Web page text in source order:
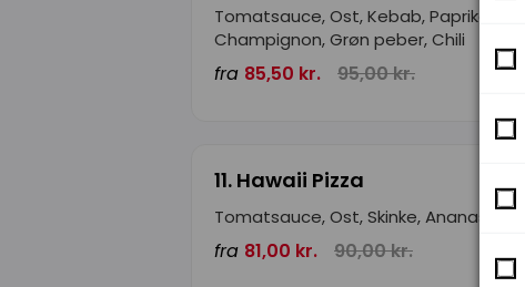
Tomatsauce, Ost, Kebab, Paprika,
Champignon, Grøn peber, Chili
fra 85,50 kr. 95,00 kr.
11. Hawaii Pizza
Tomatsauce, Ost, Skinke, Ananas
fra 81,00 kr. 90,00 kr.